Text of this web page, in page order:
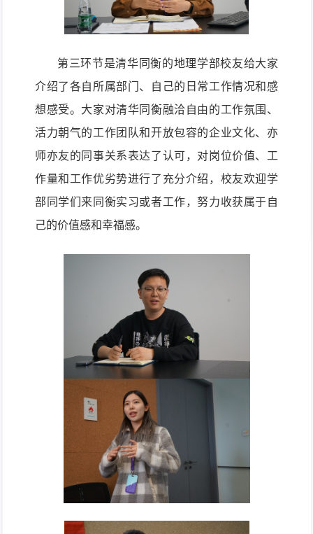
第三环节是清华同衡的地理学部校友给大家
介绍了各自所属部门 、自己的 日 常工作情况和感
想感受。 大家对清华同衡融洽自由的工作氛围 、
活力朝气的工作团队和开放包容的企业文化、 亦
师亦友的同事关系表达了认可，对岗位价值、工
作量和工作优劣势进行了充分介绍， 校友欢迎学
部 同学们来同衡实习或者工作，努力收获属于自
己的价值感和幸福感。